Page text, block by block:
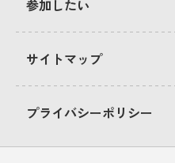
参加したい
サイトマップ
プライバシーポリシー